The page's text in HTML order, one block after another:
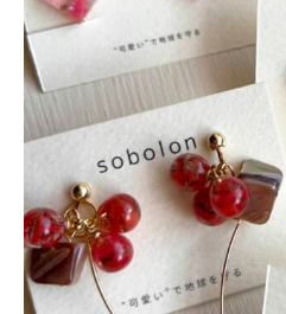
エネルギーの専門メディア
建設×テクノロジーの最前線
ちょっと気になるネットの話題